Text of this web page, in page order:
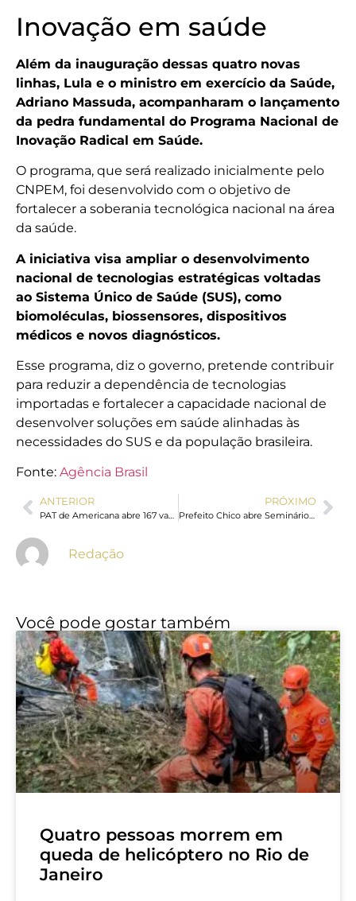
Inovação em saúde
Além da inauguração dessas quatro novas
linhas, Lula e o ministro em exercício da Saúde,
Adriano Massuda, acompanharam o lançamento
da pedra fundamental do Programa Nacional de
Inovação Radical em Saúde.
O programa, que será realizado inicialmente pelo
CNPEM, foi desenvolvido com o objetivo de
fortalecer a soberania tecnológica nacional na área
da saúde.
A iniciativa visa ampliar o desenvolvimento
nacional de tecnologias estratégicas voltadas
ao Sistema Único de Saúde (SUS), como
biomoléculas, biossensores, dispositivos
médicos e novos diagnósticos.
Esse programa, diz o governo, pretende contribuir
para reduzir a dependência de tecnologias
importadas e fortalecer a capacidade nacional de
desenvolver soluções em saúde alinhadas às
necessidades do SUS e da população brasileira.
Fonte: Agência Brasil
ANTERIOR PRÓXIMO
Prefeito Chico abre Seminário Maio Laranja com participação de 350 pessoas no Unisal
Redação
Você pode gostar também
Quatro pessoas morrem em
queda de helicóptero no Rio de
Janeiro